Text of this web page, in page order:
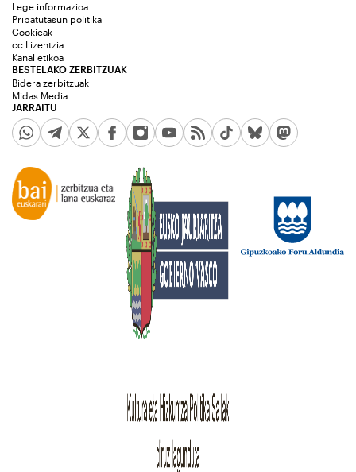
JARRAITU
Lege informazioa
Pribatutasun politika
Cookieak
cc Lizentzia
Kanal etikoa
BESTELAKO ZERBITZUAK
Bidera zerbitzuak
Midas Media